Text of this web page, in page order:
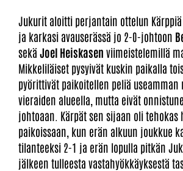
Jukurit aloitti perjantain ottelun
ja karkasi avauserässä jo 2-0-johtoon
sekäJoel Heiskasen viimeistelemillä
Mikkeliläiset pysyivät kuskin paikalla
pyörittivät paikoitellen peliä useamman
vieraiden alueella, mutta eivät
johtoaan. Kärpät sen sijaan oli tehokas
paikoissaan, kun erän alkuun joukkue
tilanteeksi 2-1 ja erän lopulla pitkän
jälkeen tulleesta vastahyökkäyksestä